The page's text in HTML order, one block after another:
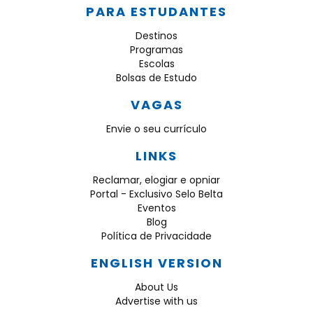
PARA ESTUDANTES
Destinos
Programas
Escolas
Bolsas de Estudo
VAGAS
Envie o seu currículo
LINKS
Reclamar, elogiar e opniar
Portal - Exclusivo Selo Belta
Eventos
Blog
Política de Privacidade
ENGLISH VERSION
About Us
Advertise with us